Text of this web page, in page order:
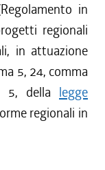
in
regionali
in attuazione
5, 24, comma
5, della legge
regionali in